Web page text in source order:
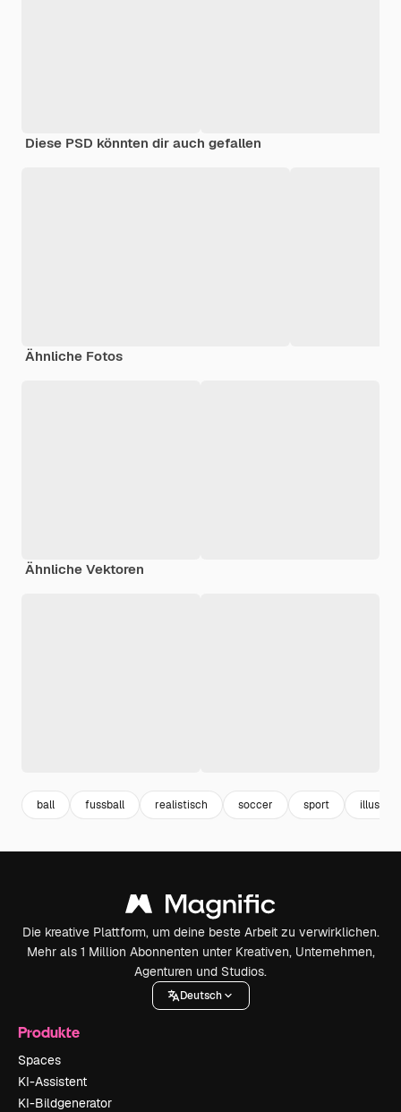
Diese PSD könnten dir auch gefallen
Ähnliche Fotos
Ähnliche Vektoren
ball fussball realistisch soccer sport
Die kreative Plattform, um deine beste Arbeit zu verwirklichen.
Mehr als 1 Million Abonnenten unter Kreativen, Unternehmen,
Agenturen und Studios.
Deutsch
Produkte
Spaces
KI-Assistent
KI-Bildgenerator